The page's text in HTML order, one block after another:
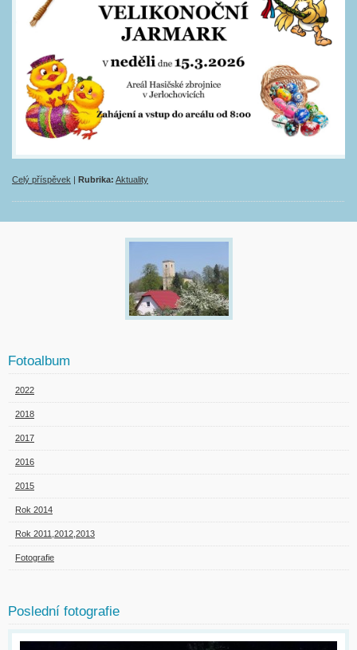
Celý příspěvek | Rubrika: Aktuality
Fotoalbum
2022
2018
2017
2016
2015
Rok 2014
Rok 2011,2012,2013
Fotografie
Poslední fotografie